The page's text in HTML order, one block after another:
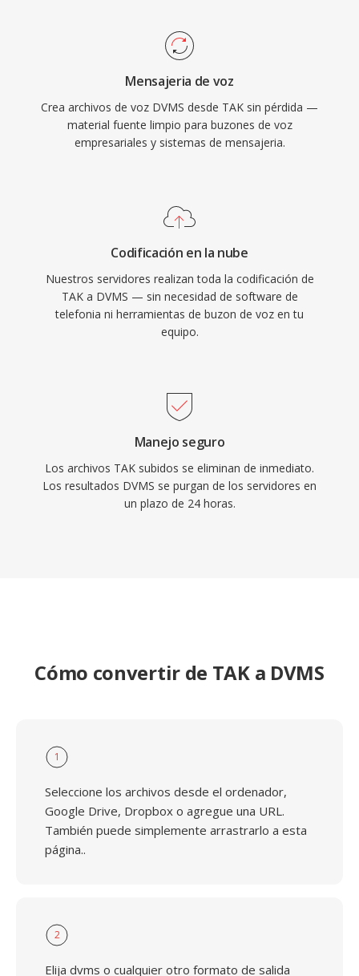
Mensajeria de voz
Crea archivos de voz DVMS desde TAK sin pérdida —
material fuente limpio para buzones de voz
empresariales y sistemas de mensajeria.
Codificación en la nube
Nuestros servidores realizan toda la codificación de
TAK a DVMS — sin necesidad de software de
telefonia ni herramientas de buzon de voz en tu
equipo.
Manejo seguro
Los archivos TAK subidos se eliminan de inmediato.
Los resultados DVMS se purgan de los servidores en
un plazo de 24 horas.
Cómo convertir de TAK a DVMS
1
Seleccione los archivos desde el ordenador,
Google Drive, Dropbox o agregue una URL.
También puede simplemente arrastrarlo a esta
página..
2
Elija dvms o cualquier otro formato de salida